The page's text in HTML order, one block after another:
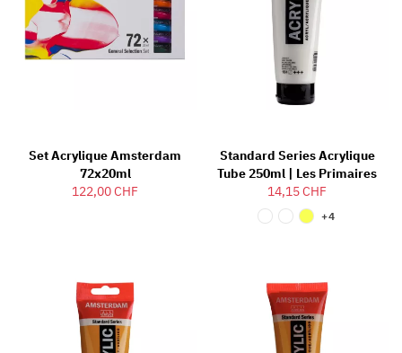
Set Acrylique Amsterdam
72x20ml
122,00 CHF
Standard Series Acrylique
Tube 250ml | Les Primaires
14,15 CHF
+4